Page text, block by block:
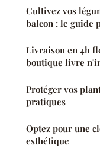
Cultivez vos
balcon : le guide
Livraison en 4h
boutique livre
Protéger vos
pratiques
Optez pour une
esthétique